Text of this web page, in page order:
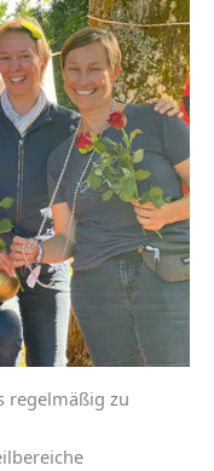
regelmäßig zu